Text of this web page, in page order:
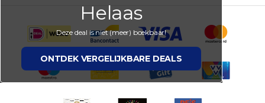
Helaas
Deze deal is niet (meer) boekbaar!
ONTDEK VERGELIJKBARE DEALS